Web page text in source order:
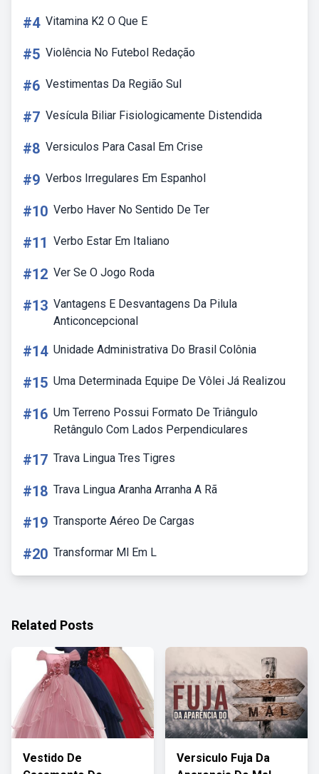
#4 Vitamina K2 O Que E
#5 Violência No Futebol Redação
#6 Vestimentas Da Região Sul
#7 Vesícula Biliar Fisiologicamente Distendida
#8 Versiculos Para Casal Em Crise
#9 Verbos Irregulares Em Espanhol
#10 Verbo Haver No Sentido De Ter
#11 Verbo Estar Em Italiano
#12 Ver Se O Jogo Roda
#13 Vantagens E Desvantagens Da Pilula
Anticoncepcional
#14 Unidade Administrativa Do Brasil Colônia
#15 Uma Determinada Equipe De Vôlei Já Realizou
#16 Um Terreno Possui Formato De Triângulo
Retângulo Com Lados Perpendiculares
#17 Trava Lingua Tres Tigres
#18 Trava Lingua Aranha Arranha A Rã
#19 Transporte Aéreo De Cargas
#20 Transformar Ml Em L
Related Posts
Vestido De
Versiculo Fuja Da